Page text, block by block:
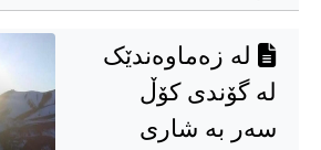
لە زەماوەندێک
لە گۆندی کۆڵ
سەر بە شاری